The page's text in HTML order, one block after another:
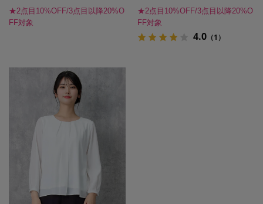
★2点目10%OFF/3点目以降20%O
FF対象
★2点目10%OFF/3点目以降20%O
FF対象
4.0 （1）